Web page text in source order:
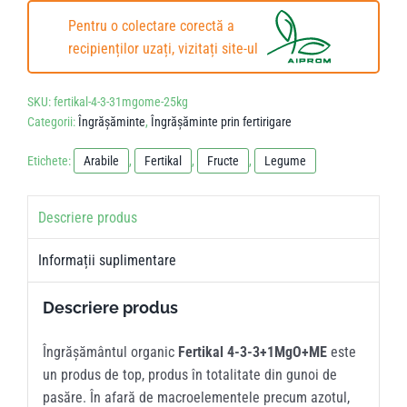
Pentru o colectare corectă a
recipienților uzați, vizitați site-ul
SKU:fertikal-4-3-31mgome-25kg
Categorii: Îngrășăminte, Îngrășăminte prin fertirigare
Etichete: Arabile , Fertikal , Fructe , Legume
Descriere produs
Informații suplimentare
Descriere produs
Îngrășământul organicFertikal 4-3-3+1MgO+MEeste
un produs de top, produs în totalitate din gunoi de
pasăre. În afară de macroelementele precum azotul,